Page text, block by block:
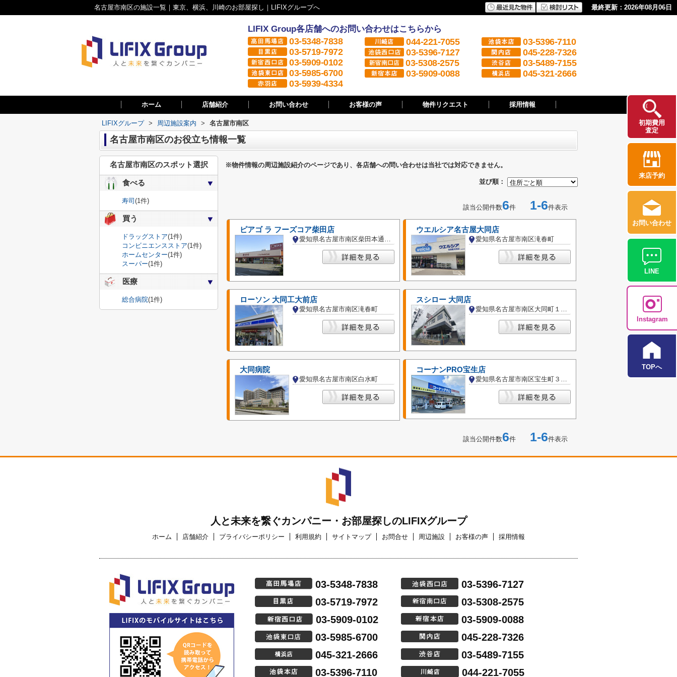
名古屋市南区の施設一覧｜東京、横浜、川崎のお部屋探し｜LIFIXグループへ 最終更新：2026年08月06日
LIFIX Group各店舗へのお問い合わせはこちらから
03-5348-7838
03-5719-7972
03-5909-0102
03-5985-6700
03-5939-4334
044-221-7055
03-5396-7127
03-5308-2575
03-5909-0088
03-5396-7110
045-228-7326
03-5489-7155
045-321-2666
ホーム 店舗紹介 お問い合わせ お客様の声 物件リクエスト 採用情報
LIFIXグループ > 周辺施設案内 > 名古屋市南区
名古屋市南区のお役立ち情報一覧
※物件情報の周辺施設紹介のページであり、各店舗への問い合わせは当社では対応できません。
並び順：
該当公開件数6件 1-6件表示
ピアゴ ラ フーズコア柴田店
愛知県名古屋市南区柴田本通１丁目
ウエルシア名古屋大同店
愛知県名古屋市南区滝春町
ローソン 大同工大前店
愛知県名古屋市南区滝春町
スシロー 大同店
愛知県名古屋市南区大同町１丁目
大同病院
愛知県名古屋市南区白水町
コーナンPRO宝生店
愛知県名古屋市南区宝生町３丁目
該当公開件数6件 1-6件表示
名古屋市南区のスポット選択
食べる
寿司 (1件)
買う
ドラッグストア(1件)
コンビニエンスストア(1件)
ホームセンター(1件)
スーパー(1件)
医療
総合病院(1件)
人と未来を繋ぐカンパニー・お部屋探しのLIFIXグループ
ホーム 店舗紹介 プライバシーポリシー 利用規約 サイトマップ お問合せ 周辺施設 お客様の声 採用情報
03-5348-7838
03-5719-7972
03-5909-0102
03-5985-6700
045-321-2666
03-5396-7110
03-5396-7127
03-5308-2575
03-5909-0088
045-228-7326
03-5489-7155
044-221-7055
初期費用
査定
来店予約
お問い合わせ
LINE
Instagram
TOPへ